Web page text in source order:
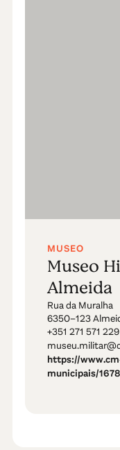
MUSEO
Museo
Almeida
Rua da Muralha
6350–123
+351 271 571 229
https://
municipais/